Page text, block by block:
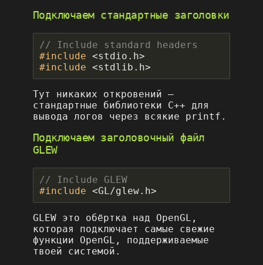
Подключаем стандартные заголовки
#include <stdio.h>
#include <stdlib.h>
Тут никаких откровений –
стандартные библиотеки C++ для
вывода логов через всякие printf.
Подключаем заголовочный файл
GLEW
#include <GL/glew.h>
GLEW это обёртка над OpenGL,
которая подключает самые свежие
функции OpenGL, поддерживаемые
твоей системой.